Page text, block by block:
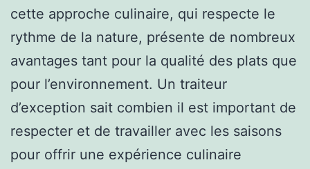
cette approche culinaire, qui respecte le
rythme de la nature, présente de nombreux
avantages tant pour la qualité des plats que
pour l’environnement. Un traiteur
d’exception sait combien il est important de
respecter et de travailler avec les saisons
pour offrir une expérience culinaire